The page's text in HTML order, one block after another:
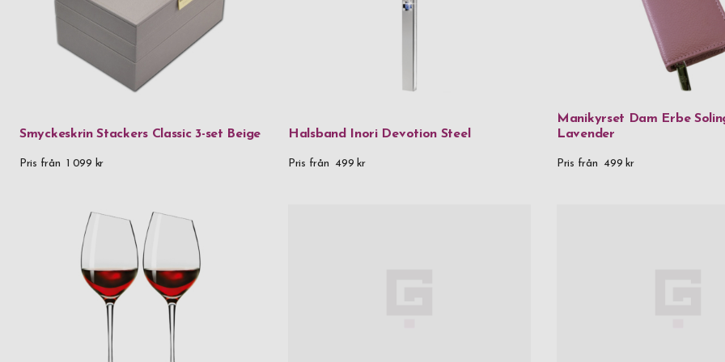
Smyckeskrin Stackers Classic 3-set Beige
Pris från 1 099 kr
Halsband Inori Devotion Steel
Pris från 499 kr
Manikyrset Dam Erbe
Lavender
Pris från 499 kr